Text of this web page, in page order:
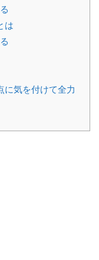
は
に気を付けて全力